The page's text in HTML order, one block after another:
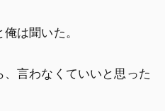
は聞いた。
、言わなくていいと思った